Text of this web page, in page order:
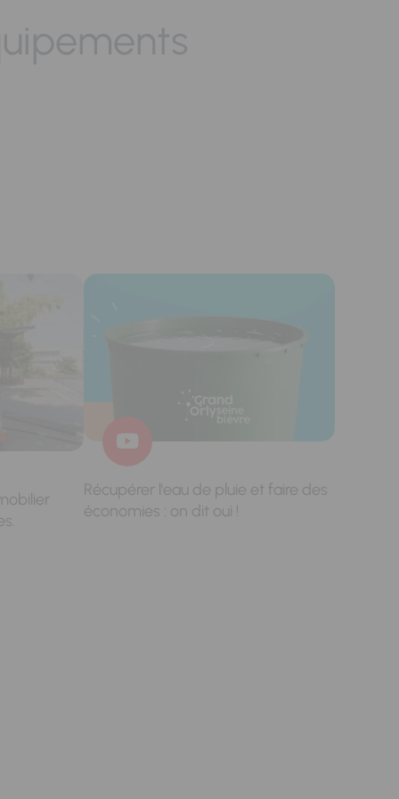
Récupérer l'eau de pluie et faire des
économies : on dit oui !